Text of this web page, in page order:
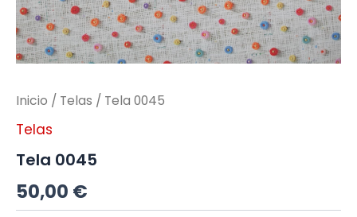
Inicio / Telas / Tela 0045
Telas
Tela 0045
50,00 €